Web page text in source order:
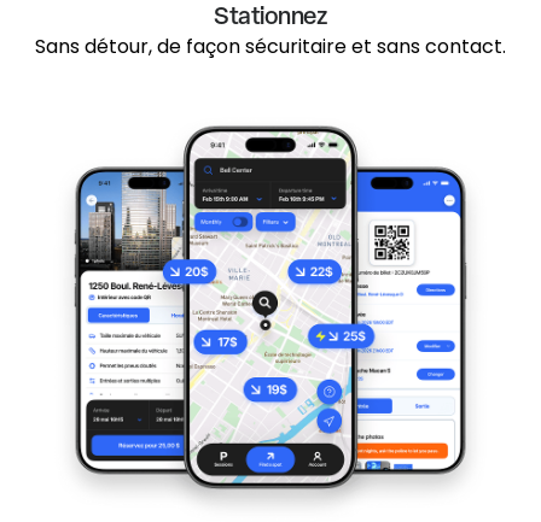
Stationnez
Sans détour, de façon sécuritaire et sans contact.